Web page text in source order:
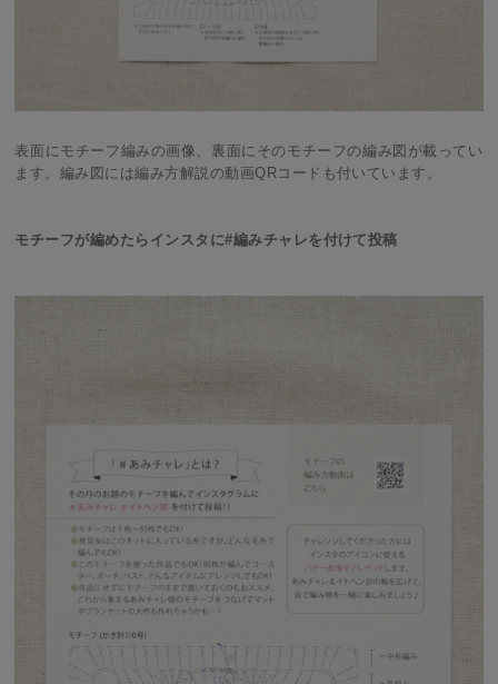
表面にモチーフ編みの画像、裏面にそのモチーフの編み図が載ってい
ます。編み図には編み方解説の動画QRコードも付いています。
モチーフが編めたらインスタに#編みチャレを付けて投稿